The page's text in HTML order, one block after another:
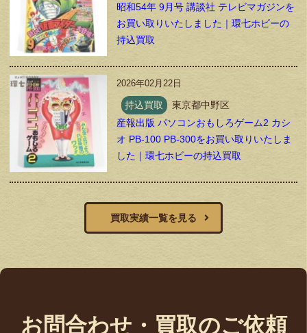
昭和54年 9月号 講談社 テレビマガジンを
お買い取りいたしました｜環七ホビーの
持込買取
2026年02月22日
持込買取
東京都中野区
産報出版 パソコンおもしろゲーム2 カシ
オ PB-100 PB-300をお買い取りいたしま
した｜環七ホビーの持込買取
買取実績一覧を見る
お問合わせ・買取のご依頼